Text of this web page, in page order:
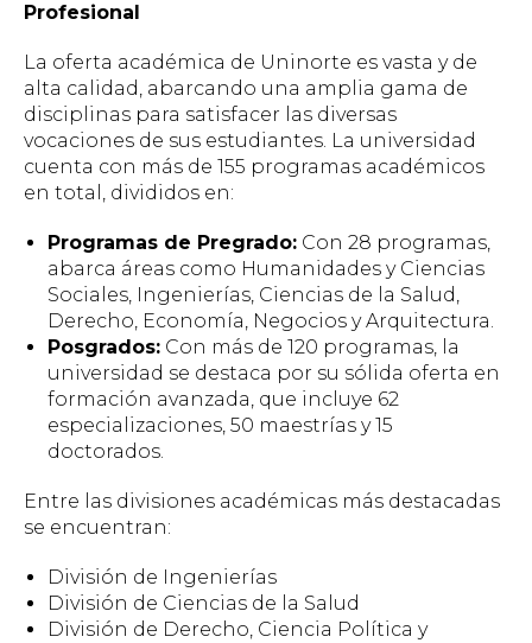
Profesional
La oferta académica de Uninorte es vasta y de
alta calidad, abarcando una amplia gama de
disciplinas para satisfacer las diversas
vocaciones de sus estudiantes. La universidad
cuenta con más de 155 programas académicos
en total, divididos en:
Programas de Pregrado: Con 28 programas,
abarca áreas como Humanidades y Ciencias
Sociales, Ingenierías, Ciencias de la Salud,
Derecho, Economía, Negocios y Arquitectura.
Posgrados: Con más de 120 programas, la
universidad se destaca por su sólida oferta en
formación avanzada, que incluye 62
especializaciones, 50 maestrías y 15
doctorados.
Entre las divisiones académicas más destacadas
se encuentran:
División de Ingenierías
División de Ciencias de la Salud
División de Derecho, Ciencia Política y